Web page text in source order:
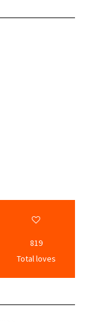
819
Total loves